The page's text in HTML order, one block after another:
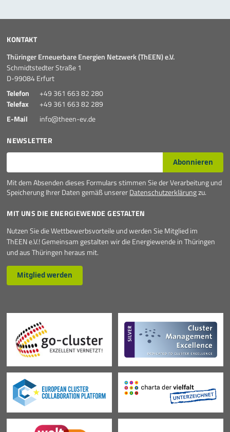
KONTAKT
Thüringer Erneuerbare Energien Netzwerk (ThEEN) e.V.
Schmidtstedter Straße 1
D-99084 Erfurt
Telefon
+49 361 663 82 280
Telefax
+49 361 663 82 289
E-Mail
info@theen-ev.de
NEWSLETTER
E-Mail* Abonnieren
Mit dem Absenden dieses Formulars stimmen Sie der Verarbeitung und
Speicherung Ihrer Daten gemäß unsererDatenschutzerklärungzu.
MIT UNS DIE ENERGIEWENDE GESTALTEN
Nutzen Sie die Wettbewerbsvorteile und werden Sie Mitglied im
ThEEN e.V.! Gemeinsam gestalten wir die Energiewende in Thüringen
und aus Thüringen heraus mit.
Mitglied werden